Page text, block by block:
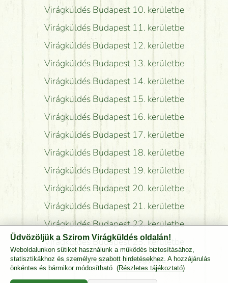
Virágküldés Budapest 10. kerületbe
Virágküldés Budapest 11. kerületbe
Virágküldés Budapest 12. kerületbe
Virágküldés Budapest 13. kerületbe
Virágküldés Budapest 14. kerületbe
Virágküldés Budapest 15. kerületbe
Virágküldés Budapest 16. kerületbe
Virágküldés Budapest 17. kerületbe
Virágküldés Budapest 18. kerületbe
Virágküldés Budapest 19. kerületbe
Virágküldés Budapest 20. kerületbe
Virágküldés Budapest 21. kerületbe
Virágküldés Budapest 22. kerületbe
Virágküldés Budapest 23. kerületbe
Virágküldés Pest Megyébe
Üdvözöljük a Szirom Virágküldés oldalán!
Weboldalunkon sütiket használunk a működés biztosításához,
statisztikákhoz és személyre szabott hirdetésekhez. A hozzájárulás
önkéntes és bármikor módosítható. (Részletes tájékoztató)